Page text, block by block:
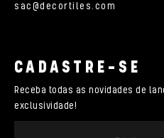
sac@decortiles.com
CADASTRE-SE
Receba todas as novidades de
exclusividade!